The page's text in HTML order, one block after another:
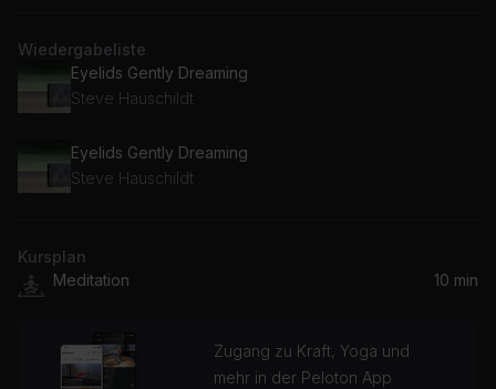
Wiedergabeliste
Eyelids Gently Dreaming
Steve Hauschildt
Eyelids Gently Dreaming
Steve Hauschildt
Kursplan
Meditation
10 min
Zugang zu Kraft, Yoga und
mehr in der Peloton App